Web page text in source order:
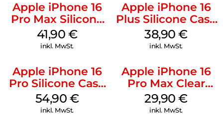
Apple iPhone 16
Pro Max Silicone
Case MagSafe
Ultramarine
41,90 €
inkl. MwSt.
Apple iPhone 16
Plus Silicone Case
MagSafe Denim
38,90€
inkl. MwSt.
Apple iPhone 16
Pro Silicone Case
MagSafe Black
54,90 €
inkl. MwSt.
Apple iPhone 16
Pro Max Clear
Case MagSafe
Transparent
29,90€
inkl. MwSt.